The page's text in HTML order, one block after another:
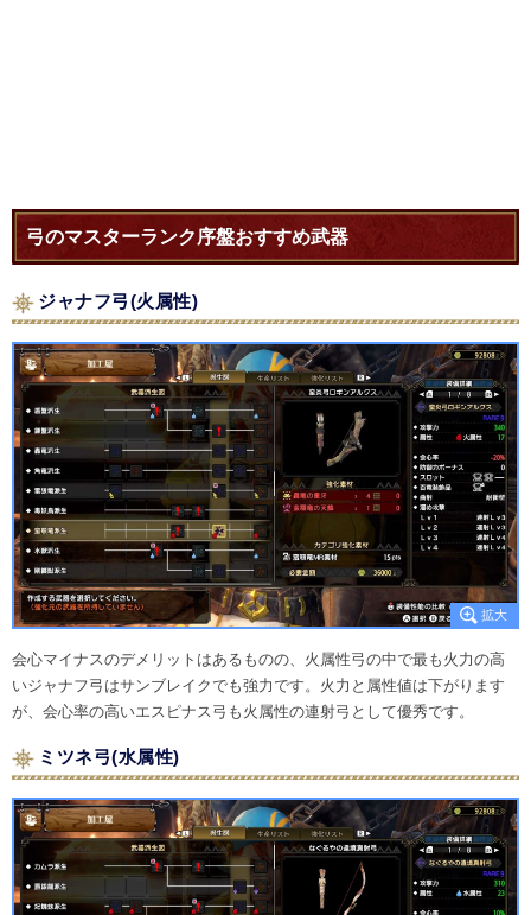
弓のマスターランク序盤おすすめ武器
ジャナフ弓(火属性)
会心マイナスのデメリットはあるものの、火属性弓の中で最も火力の高
いジャナフ弓はサンブレイクでも強力です。火力と属性値は下がります
が、会心率の高いエスピナス弓も火属性の連射弓として優秀です。
ミツネ弓(水属性)